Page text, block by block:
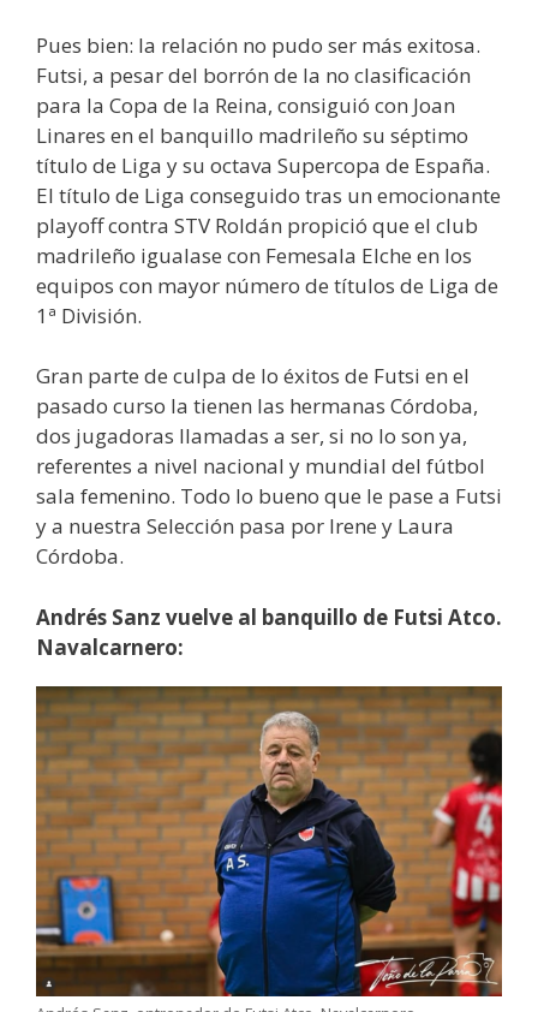
Pues bien: la relación no pudo ser más exitosa.
Futsi, a pesar del borrón de la no clasificación
para la Copa de la Reina, consiguió con Joan
Linares en el banquillo madrileño su séptimo
título de Liga y su octava Supercopa de España.
El título de Liga conseguido tras un emocionante
playoff contra STV Roldán propició que el club
madrileño igualase con Femesala Elche en los
equipos con mayor número de títulos de Liga de
1ª División.
Gran parte de culpa de lo éxitos de Futsi en el
pasado curso la tienen las hermanas Córdoba,
dos jugadoras llamadas a ser, si no lo son ya,
referentes a nivel nacional y mundial del fútbol
sala femenino. Todo lo bueno que le pase a Futsi
y a nuestra Selección pasa por Irene y Laura
Córdoba.
Andrés Sanz vuelve al banquillo de Futsi Atco.
Navalcarnero: